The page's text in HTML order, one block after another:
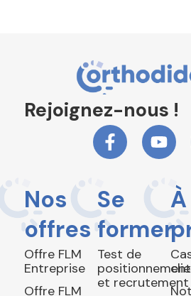
Rejoignez-nous !
Nos
offres
Offre FLM
Entreprise
Offre FLM
Se
former
Test de
positionnement
et recrutement
À